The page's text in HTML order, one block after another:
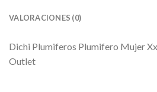
VALORACIONES (0)
Dichi Plumiferos Plumifero Mujer
Outlet